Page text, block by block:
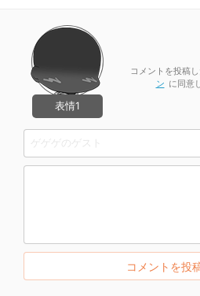
コメントを投稿し
ン に同意
表情1